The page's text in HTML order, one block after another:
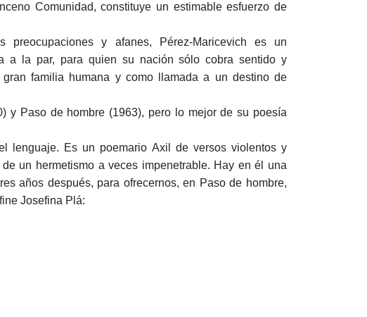
Comunidad, constituye un estimable esfuerzo de
y afanes, Pérez-Maricevich es un
a la par, para quien su nación sólo cobra sentido y
familia humana y como llamada a un destino de
y Paso de hombre (1963), pero lo mejor de su poesía
lenguaje. Es un poemario Axil de versos violentos y
un hermetismo a veces impenetrable. Hay en él una
años después, para ofrecernos, en Paso de hombre,
Josefina Plá: